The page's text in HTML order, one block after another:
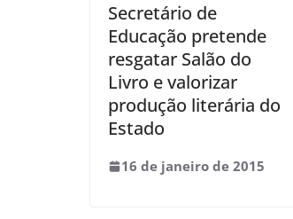
Secretário de
Educação pretende
resgatar Salão do
Livro e valorizar
produção literária do
Estado
16 de janeiro de 2015